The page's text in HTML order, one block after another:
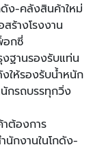
ง-คลังสินค้าใหม่
ร้างโรงงาน
กซี่
ฐานรองรับแท่น
ให้รองรับน้ำหนัก
กรถบรรทุกวิ่ง
ต้องการ
นักงานในโกดัง-